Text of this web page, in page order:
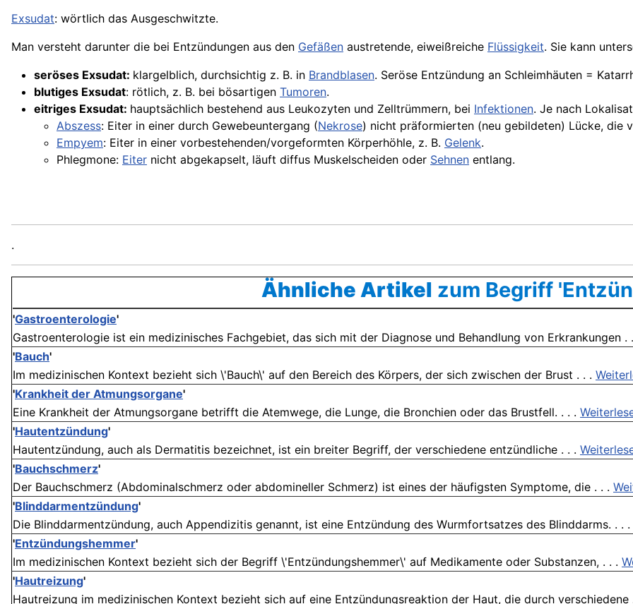
Exsudat: wörtlich das Ausgeschwitzte.
Man versteht darunter die bei Entzündungen aus den Gefäßen austretende, eiweißreiche Flüssigkeit. Sie kann
seröses Exsudat: klargelblich, durchsichtig z. B. in Brandblasen. Seröse Entzündung an Schleimhäuten =
blutiges Exsudat: rötlich, z. B. bei bösartigen Tumoren.
eitriges Exsudat: hauptsächlich bestehend aus Leukozyten und Zelltrümmern, bei Infektionen. Je nach
Abszess: Eiter in einer durch Gewebeuntergang (Nekrose) nicht präformierten (neu gebildeten) Lücke, die
Empyem: Eiter in einer vorbestehenden/vorgeformten Körperhöhle, z. B. Gelenk.
Phlegmone: Eiter nicht abgekapselt, läuft diffus Muskelscheiden oder Sehnen entlang.
.
Ähnliche Artikel zum Begriff
'Gastroenterologie'
Gastroenterologie ist ein medizinisches Fachgebiet, das sich mit der Diagnose und Behandlung von Erkrankungen .
'Bauch'
Im medizinischen Kontext bezieht sich \'Bauch\' auf den Bereich des Körpers, der sich zwischen der Brust . . .
'Krankheit der Atmungsorgane'
Eine Krankheit der Atmungsorgane betrifft die Atemwege, die Lunge, die Bronchien oder das Brustfell. . . .
'Hautentzündung'
Hautentzündung, auch als Dermatitis bezeichnet, ist ein breiter Begriff, der verschiedene entzündliche . . .
'Bauchschmerz'
Der Bauchschmerz (Abdominalschmerz oder abdomineller Schmerz) ist eines der häufigsten Symptome, die . . .
'Blinddarmentzündung'
Die Blinddarmentzündung, auch Appendizitis genannt, ist eine Entzündung des Wurmfortsatzes des Blinddarms. . . .
'Entzündungshemmer'
Im medizinischen Kontext bezieht sich der Begriff \'Entzündungshemmer\' auf Medikamente oder Substanzen, . . .
'Hautreizung'
Hautreizung im medizinischen Kontext bezieht sich auf eine Entzündungsreaktion der Haut, die durch verschiedene